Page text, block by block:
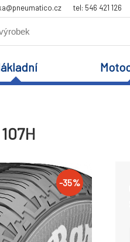
tel: 546 421 126
-35%